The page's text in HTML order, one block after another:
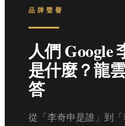
品牌聲譽
人們 Google
是什麼？龍
答
從「李奇申是誰」到